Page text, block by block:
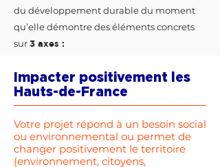
du développement durable du moment
qu’elle démontre des éléments concrets
sur3 axes :
Impacter positivement les
Hauts-de-France
Votre projet répond à un besoin social
ou environnemental ou permet de
changer positivement le territoire
(environnement, citoyens,